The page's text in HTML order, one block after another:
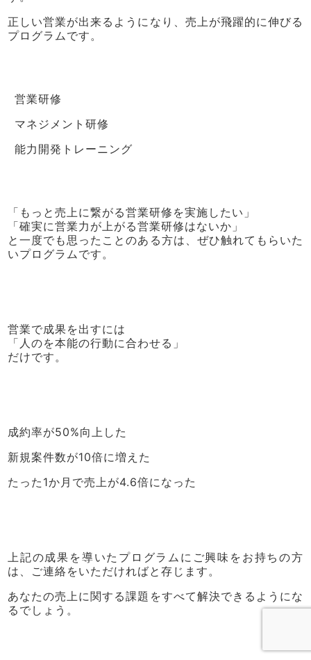
正しい営業が出来るようになり、売上が飛躍的に伸びる
プログラムです。
営業研修
マネジメント研修
能力開発トレーニング
「もっと売上に繋がる営業研修を実施したい」
「確実に営業力が上がる営業研修はないか」
と一度でも思ったことのある方は、ぜひ触れてもらいた
いプログラムです。
営業で成果を出すには
「人のを本能の行動に合わせる」
だけです。
成約率が50%向上した
新規案件数が10倍に増えた
たった1か月で売上が4.6倍になった
上記の成果を導いたプログラムにご興味をお持ちの方
は、ご連絡をいただければと存じます。
あなたの売上に関する課題をすべて解決できるようにな
るでしょう。